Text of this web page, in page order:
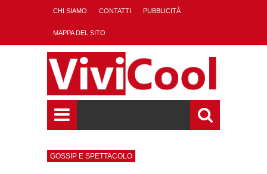
CHI SIAMO CONTATTI PUBBLICITÀ
MAPPA DEL SITO
GOSSIP E SPETTACOLO